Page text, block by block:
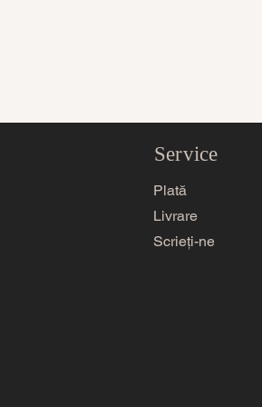
Service
Plată
Livrare
Scrieți-ne